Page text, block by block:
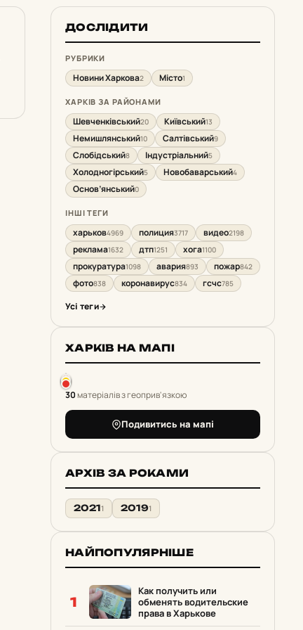
ДОСЛІДИТИ
РУБРИКИ
Новини Харкова2 Місто1
ХАРКІВ ЗА РАЙОНАМИ
Шевченківський20 Київський13
Немишлянський10 Салтівський9
Слобідський8 Індустріальний5
Холодногірський5 Новобаварський4
Основ’янський0
ІНШІ ТЕГИ
харьков4969 полиция3717 видео2198
реклама1632 дтп1251 хога1100
прокуратура1098 авария893 пожар842
фото838 коронавирус834 гсчс785
Усі теги
ХАРКІВ НА МАПІ
30матеріалів з геоприв'язкою
Подивитись на мапі
АРХІВ ЗА РОКАМИ
20211 20191
НАЙПОПУЛЯРНІШЕ
1
Как получить или
обменять водительские
права в Харькове